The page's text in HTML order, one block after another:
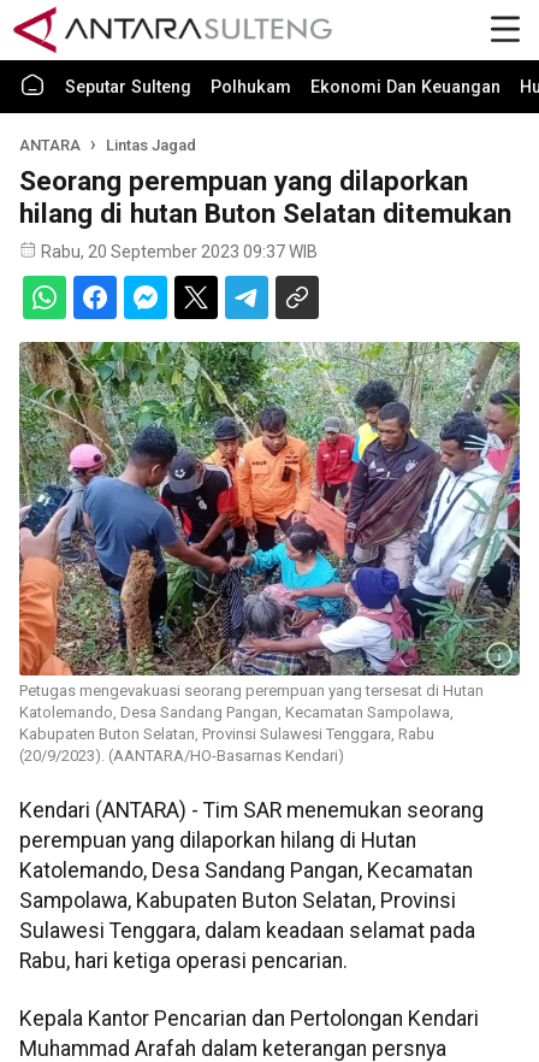
Seputar Sulteng Polhukam Ekonomi Dan Keuangan
ANTARA Lintas Jagad
Seorang perempuan yang dilaporkan
hilang di hutan Buton Selatan ditemukan
Rabu, 20 September 2023 09:37 WIB
Petugas mengevakuasi seorang perempuan yang tersesat di Hutan
Katolemando, Desa Sandang Pangan, Kecamatan Sampolawa,
Kabupaten Buton Selatan, Provinsi Sulawesi Tenggara, Rabu
(20/9/2023). (AANTARA/HO-Basarnas Kendari)
Kendari (ANTARA) - Tim SAR menemukan seorang
perempuan yang dilaporkan hilang di Hutan
Katolemando, Desa Sandang Pangan, Kecamatan
Sampolawa, Kabupaten Buton Selatan, Provinsi
Sulawesi Tenggara, dalam keadaan selamat pada
Rabu, hari ketiga operasi pencarian.
Kepala Kantor Pencarian dan Pertolongan Kendari
Muhammad Arafah dalam keterangan persnya